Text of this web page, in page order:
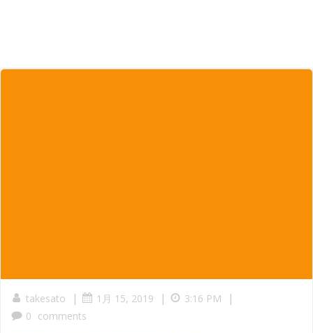
takesato | 1月 15, 2019 | 3:16 PM |
0 comments